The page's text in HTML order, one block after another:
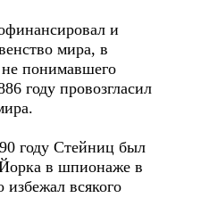
и
мира, в
понимавшего
году провозгласил
году Стейниц был
в шпионаже в
избежал всякого